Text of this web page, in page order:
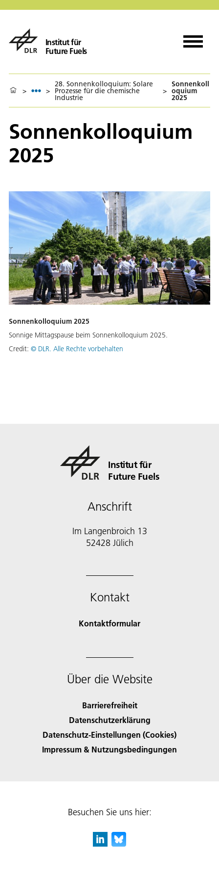
Institut für
Future Fuels
> >
28. Sonnenkolloquium: Solare
Prozesse für die chemische
Industrie
>
Sonnenkoll
oquium
2025
Sonnenkolloquium
2025
Sonnenkolloquium 2025
Sonnige Mittagspause beim Sonnenkolloquium 2025.
Credit: © DLR. Alle Rechte vorbehalten
Institut für
Future Fuels
Anschrift
Im Langenbroich 13
52428 Jülich
Kontakt
Kontaktformular
Über die Website
Barrierefreiheit
Datenschutzerklärung
Datenschutz-Einstellungen (Cookies)
Impressum & Nutzungsbedingungen
Besuchen Sie uns hier: